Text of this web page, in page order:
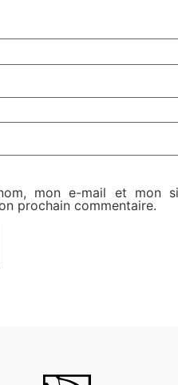
mon e-mail et mon
prochain commentaire.